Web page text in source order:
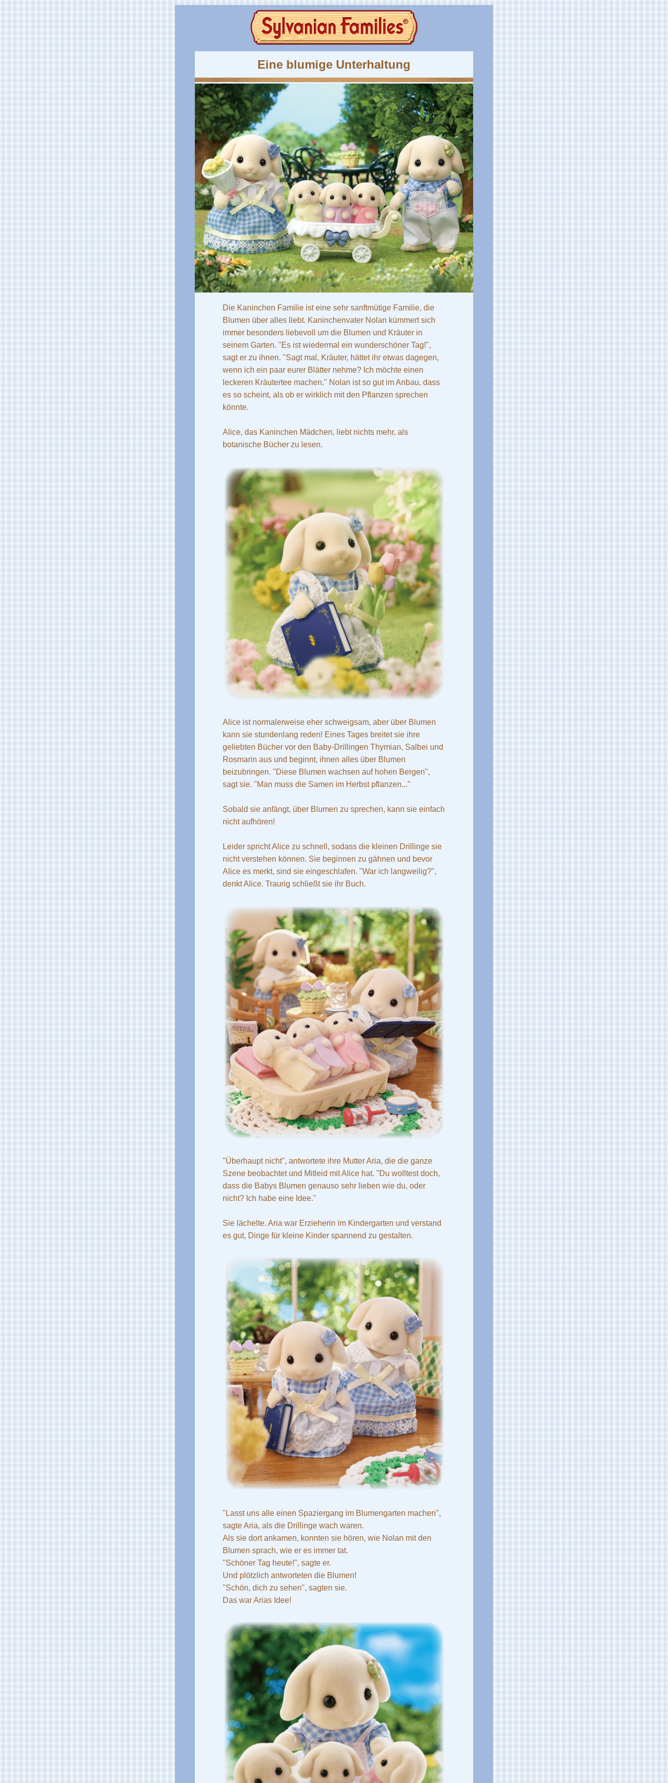
Eine blumige Unterhaltung
Die Kaninchen Familie ist eine sehr sanftmütige Familie, die
Blumen über alles liebt. Kaninchenvater Nolan kümmert sich
immer besonders liebevoll um die Blumen und Kräuter in
seinem Garten. "Es ist wiedermal ein wunderschöner Tag!",
sagt er zu ihnen. "Sagt mal, Kräuter, hättet ihr etwas dagegen,
wenn ich ein paar eurer Blätter nehme? Ich möchte einen
leckeren Kräutertee machen." Nolan ist so gut im Anbau, dass
es so scheint, als ob er wirklich mit den Pflanzen sprechen
könnte.
Alice, das Kaninchen Mädchen, liebt nichts mehr, als
botanische Bücher zu lesen.
Alice ist normalerweise eher schweigsam, aber über Blumen
kann sie stundenlang reden! Eines Tages breitet sie ihre
geliebten Bücher vor den Baby-Drillingen Thymian, Salbei und
Rosmarin aus und beginnt, ihnen alles über Blumen
beizubringen. "Diese Blumen wachsen auf hohen Bergen",
sagt sie. "Man muss die Samen im Herbst pflanzen..."
Sobald sie anfängt, über Blumen zu sprechen, kann sie einfach
nicht aufhören!
Leider spricht Alice zu schnell, sodass die kleinen Drillinge sie
nicht verstehen können. Sie beginnen zu gähnen und bevor
Alice es merkt, sind sie eingeschlafen. "War ich langweilig?",
denkt Alice. Traurig schließt sie ihr Buch.
"Überhaupt nicht", antwortete ihre Mutter Aria, die die ganze
Szene beobachtet und Mitleid mit Alice hat. "Du wolltest doch,
dass die Babys Blumen genauso sehr lieben wie du, oder
nicht? Ich habe eine Idee."
Sie lächelte. Aria war Erzieherin im Kindergarten und verstand
es gut, Dinge für kleine Kinder spannend zu gestalten.
"Lasst uns alle einen Spaziergang im Blumengarten machen",
sagte Aria, als die Drillinge wach waren.
Als sie dort ankamen, konnten sie hören, wie Nolan mit den
Blumen sprach, wie er es immer tat.
"Schöner Tag heute!", sagte er.
Und plötzlich antworteten die Blumen!
"Schön, dich zu sehen", sagten sie.
Das war Arias Idee!